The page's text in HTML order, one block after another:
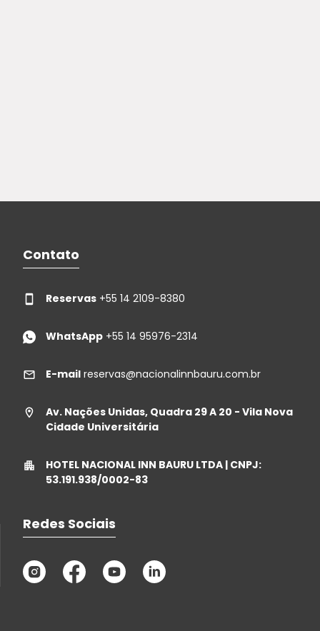
Contato
Reservas +55 14 2109-8380
WhatsApp +55 14 95976-2314
E-mail reservas@nacionalinnbauru.com.br
Av. Nações Unidas, Quadra 29 A 20 - Vila Nova
Cidade Universitária
HOTEL NACIONAL INN BAURU LTDA | CNPJ:
53.191.938/0002-83
Redes Sociais